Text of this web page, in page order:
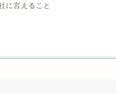
に言えること